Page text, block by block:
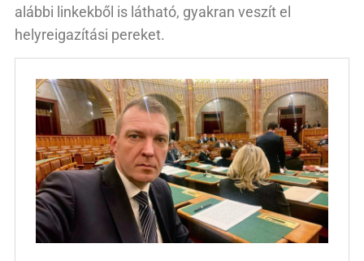
alábbi linkekből is látható, gyakran veszít el
helyreigazítási pereket.